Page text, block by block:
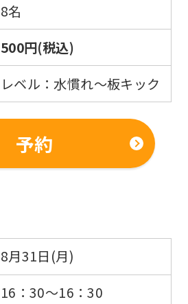
8名
500円(税込)
レベル：水慣れ～板キック
予約
8月31日(月)
16：30～16：30
this
website
be
translated
mechanically,
be
an
accurate